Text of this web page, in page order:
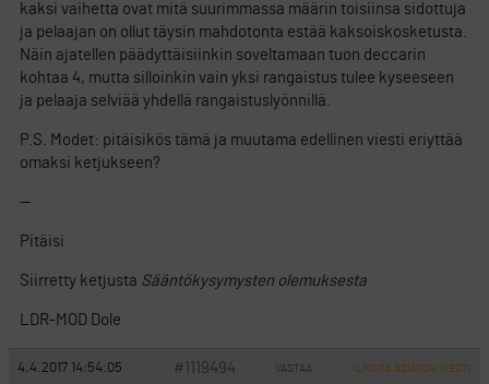
kaksi vaihetta ovat mitä suurimmassa määrin toisiinsa sidottuja
ja pelaajan on ollut täysin mahdotonta estää kaksoiskosketusta.
Näin ajatellen päädyttäisiinkin soveltamaan tuon deccarin
kohtaa 4, mutta silloinkin vain yksi rangaistus tulee kyseeseen
ja pelaaja selviää yhdellä rangaistuslyönnillä.
P.S. Modet: pitäisikös tämä ja muutama edellinen viesti eriyttää
omaksi ketjukseen?
—
Pitäisi
Siirretty ketjusta Sääntökysymysten olemuksesta
LDR-MOD Dole
4.4.2017 14:54:05 #1119494 VASTAA ILMOITA ASIATON VIESTI